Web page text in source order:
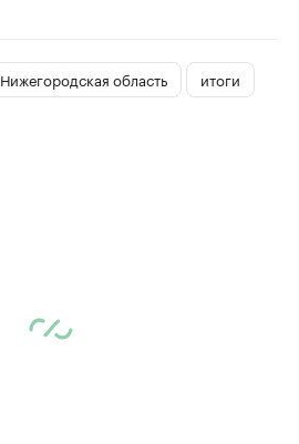
Нижегородская область итоги